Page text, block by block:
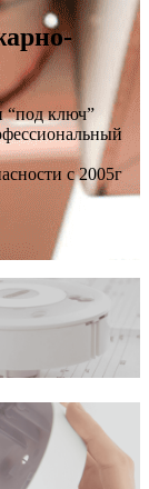
“под ключ”
с 2005г